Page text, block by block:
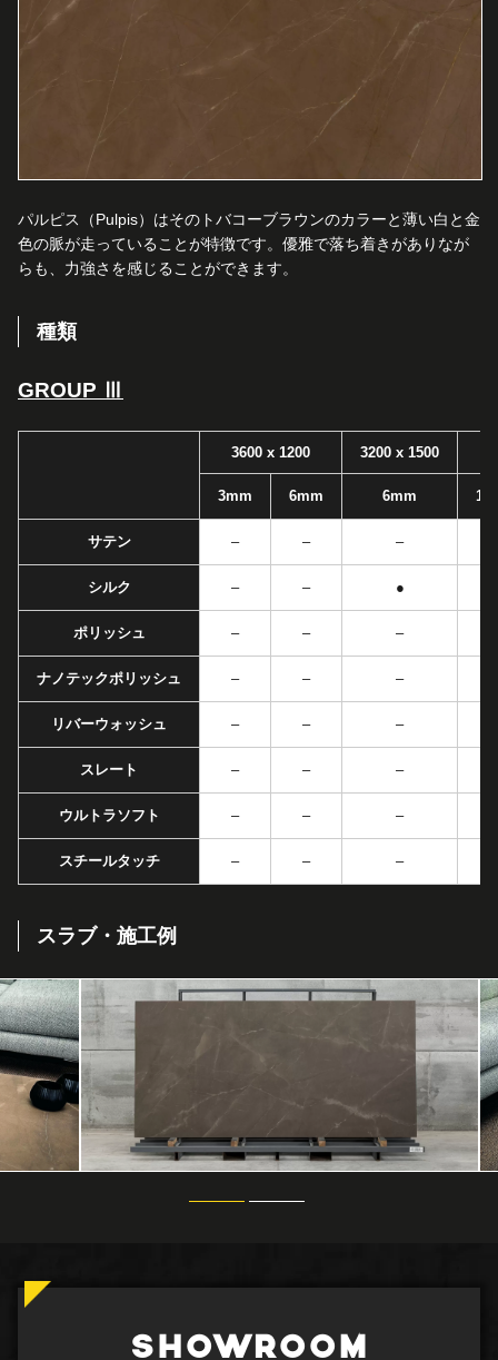
パルピス（Pulpis）はそのトバコーブラウンのカラーと薄い白と金
色の脈が走っていることが特徴です。優雅で落ち着きがありなが
らも、力強さを感じることができます。
種類
GROUP Ⅲ
3600 x 1200 3200 x 1500
3mm 6mm 6mm
サテン – – –
シルク – – ●
ポリッシュ – – –
ナノテックポリッシュ – – –
リバーウォッシュ – – –
スレート – – –
ウルトラソフト – – –
スチールタッチ – – –
スラブ・施工例
SHOWROOM